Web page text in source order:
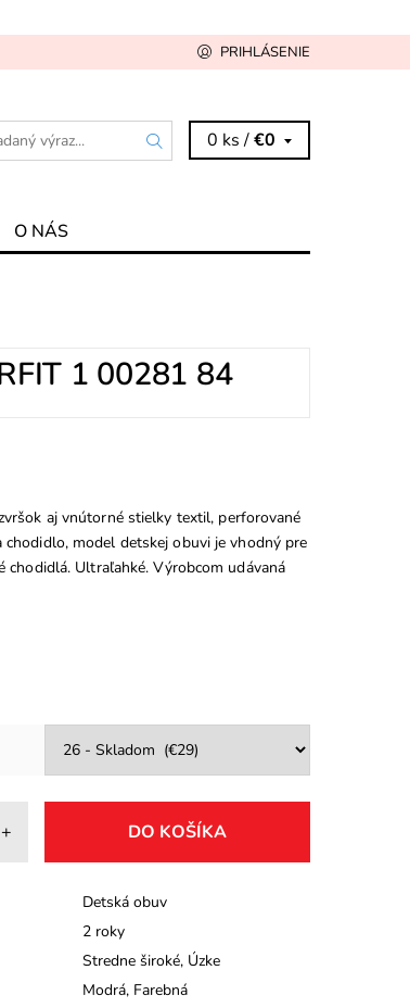
PRIHLÁSENIE
0 ks /€0
O NÁS
1 00281 84
aj vnútorné stielky textil, perforované
chodidlo, model detskej obuvi je vhodný pre
chodidlá. Ultraľahké. Výrobcom udávaná
+
Detská obuv
2 roky
Stredne široké, Úzke
Modrá, Farebná